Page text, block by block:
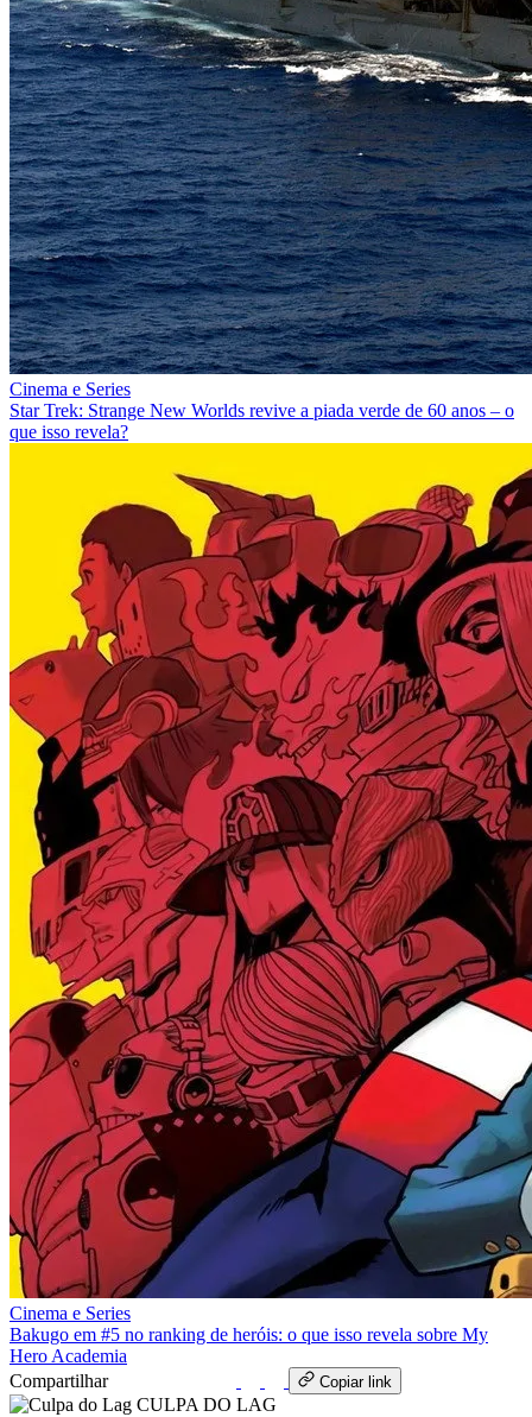
Cinema e Series
Star Trek: Strange New Worlds revive a piada verde de 60 anos – o
que isso revela?
Cinema e Series
Bakugo em #5 no ranking de heróis: o que isso revela sobre My
Hero Academia
Compartilhar
Copiar link
CULPA DO LAG